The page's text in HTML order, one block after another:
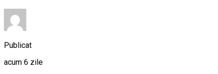
Publicat
acum 6 zile